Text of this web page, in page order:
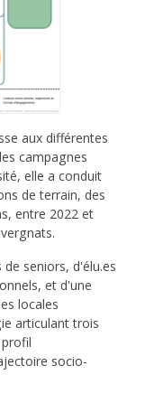
aux différentes
campagnes
elle a conduit
de terrain, des
entre 2022 et
seniors, d'élu.es
et d'une
locales
articulant trois
socio-